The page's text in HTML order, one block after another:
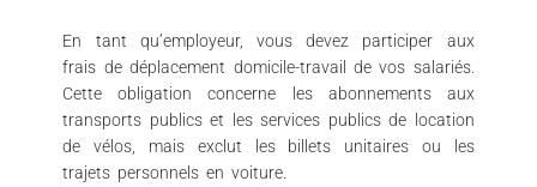
En tant qu’employeur, vous devez participer aux
frais de déplacement domicile-travail de vos salariés.
Cette obligation concerne les abonnements aux
transports publics et les services publics de location
de vélos, mais exclut les billets unitaires ou les
trajets personnels en voiture.